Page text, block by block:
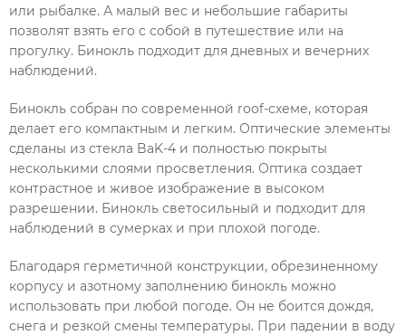
или рыбалке. А малый вес и небольшие габариты
позволят взять его с собой в путешествие или на
прогулку. Бинокль подходит для дневных и вечерних
наблюдений.
Бинокль собран по современной roof-схеме, которая
делает его компактным и легким. Оптические элементы
сделаны из стекла BaK-4 и полностью покрыты
несколькими слоями просветления. Оптика создает
контрастное и живое изображение в высоком
разрешении. Бинокль светосильный и подходит для
наблюдений в сумерках и при плохой погоде.
Благодаря герметичной конструкции, обрезиненному
корпусу и азотному заполнению бинокль можно
использовать при любой погоде. Он не боится дождя,
снега и резкой смены температуры. При падении в воду